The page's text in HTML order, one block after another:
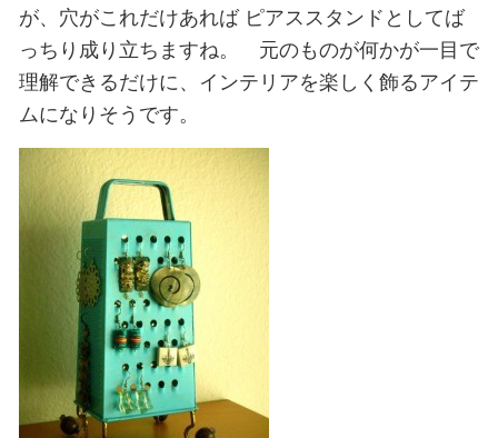
が、穴がこれだけあればピアススタンドとしてば
っちり成り立ちますね。 元のものが何かが一目で
理解できるだけに、インテリアを楽しく飾るアイテ
ムになりそうです。